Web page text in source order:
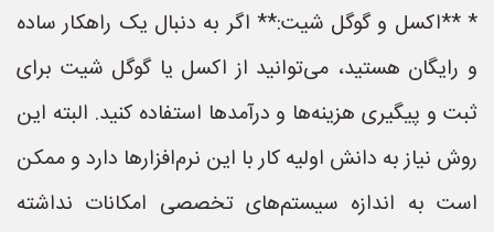
* **اکسل و گوگل شیت:** اگر به دنبال یک راهکار ساده
و رایگان هستید، می‌توانید از اکسل یا گوگل شیت برای
ثبت و پیگیری هزینه‌ها و درآمدها استفاده کنید. البته این
روش نیاز به دانش اولیه کار با این نرم‌افزارها دارد و ممکن
است به اندازه سیستم‌های تخصصی امکانات نداشته